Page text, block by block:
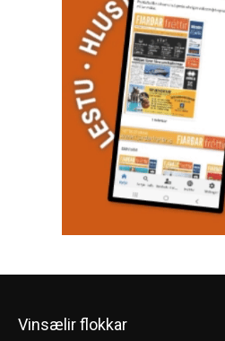
Vinsælir flokkar